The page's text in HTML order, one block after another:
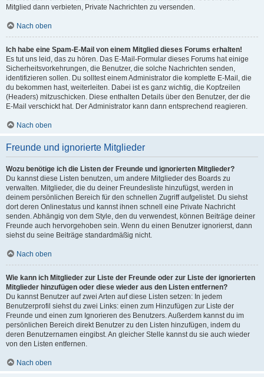
Mitglied dann verbieten, Private Nachrichten zu versenden.
Nach oben
Ich habe eine Spam-E-Mail von einem Mitglied dieses Forums erhalten!
Es tut uns leid, das zu hören. Das E-Mail-Formular dieses Forums hat einige
Sicherheitsvorkehrungen, die Benutzer, die solche Nachrichten senden,
identifizieren sollen. Du solltest einem Administrator die komplette E-Mail, die
du bekommen hast, weiterleiten. Dabei ist es ganz wichtig, die Kopfzeilen
(Headers) mitzuschicken. Diese enthalten Details über den Benutzer, der die
E-Mail verschickt hat. Der Administrator kann dann entsprechend reagieren.
Nach oben
Freunde und ignorierte Mitglieder
Wozu benötige ich die Listen der Freunde und ignorierten Mitglieder?
Du kannst diese Listen benutzen, um andere Mitglieder des Boards zu
verwalten. Mitglieder, die du deiner Freundesliste hinzufügst, werden in
deinem persönlichen Bereich für den schnellen Zugriff aufgelistet. Du siehst
dort deren Onlinestatus und kannst ihnen schnell eine Private Nachricht
senden. Abhängig von dem Style, den du verwendest, können Beiträge deiner
Freunde auch hervorgehoben sein. Wenn du einen Benutzer ignorierst, dann
siehst du seine Beiträge standardmäßig nicht.
Nach oben
Wie kann ich Mitglieder zur Liste der Freunde oder zur Liste der ignorierten
Mitglieder hinzufügen oder diese wieder aus den Listen entfernen?
Du kannst Benutzer auf zwei Arten auf diese Listen setzen: In jedem
Benutzerprofil siehst du zwei Links: einen zum Hinzufügen zur Liste der
Freunde und einen zum Ignorieren des Benutzers. Außerdem kannst du im
persönlichen Bereich direkt Benutzer zu den Listen hinzufügen, indem du
deren Benutzernamen eingibst. An gleicher Stelle kannst du sie auch wieder
von den Listen entfernen.
Nach oben